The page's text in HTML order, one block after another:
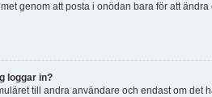
genom att posta i onödan bara för att
loggar in?
till andra användare och endast om det